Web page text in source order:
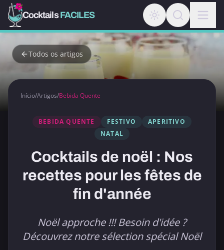
CocktailsFACILES
Todos os artigos
Início/Artigos/Bebida Quente
BEBIDA QUENTE FESTIVO
APERITIVO
NATAL
Cocktails de noël : Nos
recettes pour les fêtes de
fin d'année
Noël approche !!! Besoin d'idée ?
Découvrez notre sélection spécial Noël